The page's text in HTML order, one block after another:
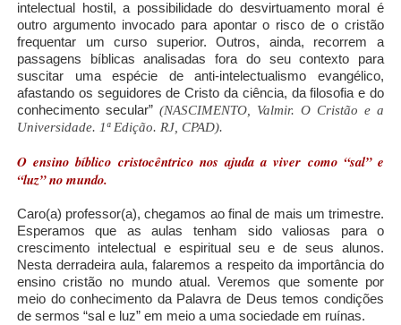
intelectual hostil, a possibilidade do desvirtuamento moral é
outro argumento invocado para apontar o risco de o cristão
frequentar um curso superior. Outros, ainda, recorrem a
passagens bíblicas analisadas fora do seu contexto para
suscitar uma espécie de anti-intelectualismo evangélico,
afastando os seguidores de Cristo da ciência, da filosofia e do
conhecimento secular” (NASCIMENTO, Valmir. O Cristão e a
Universidade. 1ª Edição. RJ, CPAD).
O ensino bíblico cristocêntrico nos ajuda a viver como “sal” e
“luz” no mundo.
Caro(a) professor(a), chegamos ao final de mais um trimestre.
Esperamos que as aulas tenham sido valiosas para o
crescimento intelectual e espiritual seu e de seus alunos.
Nesta derradeira aula, falaremos a respeito da importância do
ensino cristão no mundo atual. Veremos que somente por
meio do conhecimento da Palavra de Deus temos condições
de sermos “sal e luz” em meio a uma sociedade em ruínas.